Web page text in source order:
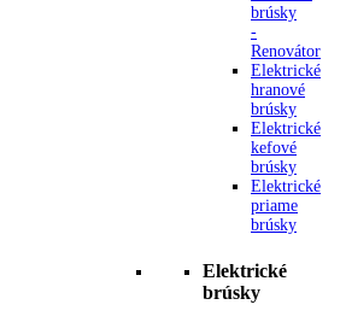
brúsky
-
Renovátor
Elektrické
hranové
brúsky
Elektrické
kefové
brúsky
Elektrické
priame
brúsky
Elektrické
brúsky